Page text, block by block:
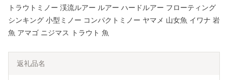
トラウトミノー 渓流ルアー ルアー ハードルアー フローティング
シンキング 小型ミノー コンパクトミノー ヤマメ 山女魚 イワナ 岩
魚 アマゴ ニジマス トラウト 魚
返礼品名